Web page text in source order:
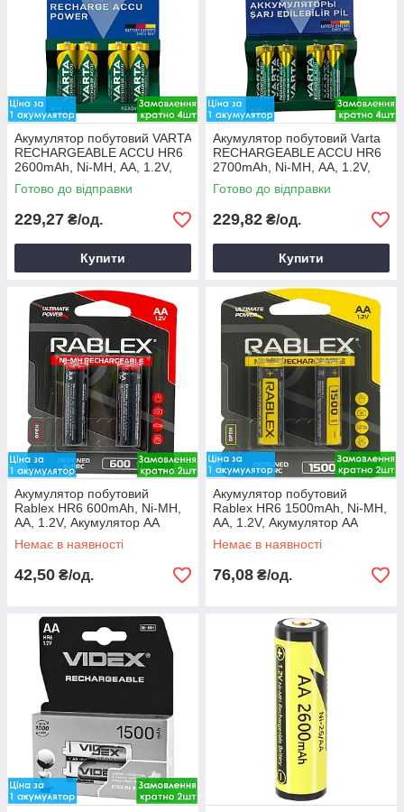
Акумулятор побутовий VARTA
RECHARGEABLE ACCU HR6
2600mAh, Ni-MH, АA, 1.2V,
блістер
Готово до відправки
229,27 ₴/од.
Купити
Акумулятор побутовий Varta
RECHARGEABLE ACCU HR6
2700mAh, Ni-MH, АA, 1.2V,
блістер
Готово до відправки
229,82 ₴/од.
Купити
Акумулятор побутовий
Rablex HR6 600mAh, Ni-MH,
АA, 1.2V, Акумулятор AA
Немає в наявності
42,50 ₴/од.
Акумулятор побутовий
Rablex HR6 1500mAh, Ni-MH,
АA, 1.2V, Акумулятор AA
Немає в наявності
76,08 ₴/од.